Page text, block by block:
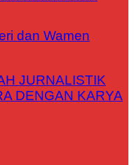
dan Wamen
JURNALISTIK
DENGAN KARYA